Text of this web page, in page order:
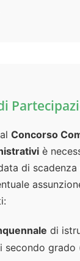
Concorso
è
di
di
secondo grado